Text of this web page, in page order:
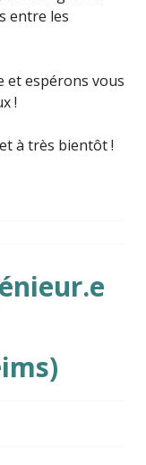
entre les
et espérons vous
!
à très bientôt !